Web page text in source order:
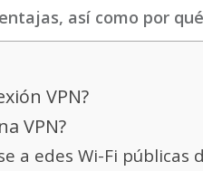
así como por
VPN?
VPN?
edes Wi-Fi públicas